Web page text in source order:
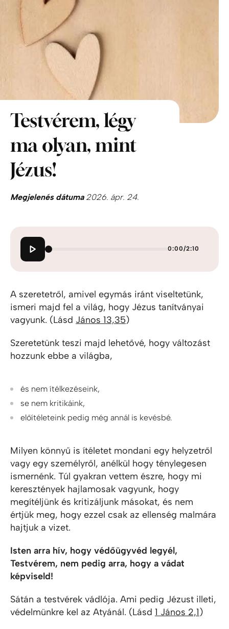
Testvérem, légy
ma olyan, mint
Jézus!
Megjelenés dátuma2026. ápr. 24.
0:00/2:10
A szeretetről, amivel egymás iránt viseltetünk,
ismeri majd fel a világ, hogy Jézus tanítványai
vagyunk. (Lásd János 13,35)
Szeretetünk teszi majd lehetővé, hogy változást
hozzunk ebbe a világba,
és nem ítélkezéseink,
se nem kritikáink,
előítéleteink pedig még annál is kevésbé.
Milyen könnyű is ítéletet mondani egy helyzetről
vagy egy személyről, anélkül hogy ténylegesen
ismernénk. Túl gyakran vettem észre, hogy mi
keresztények hajlamosak vagyunk, hogy
megítéljünk és kritizáljunk másokat, és nem
értjük meg, hogy ezzel csak az ellenség malmára
hajtjuk a vizet.
Isten arra hív, hogy védőügyvéd legyél,
Testvérem, nem pedig arra, hogy a vádat
képviseld!
Sátán a testvérek vádlója. Ami pedig Jézust illeti,
védelmünkre kel az Atyánál. (Lásd 1 János 2,1)